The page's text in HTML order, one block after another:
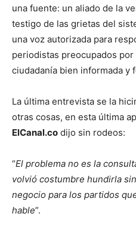
una fuente: un aliado de la
testigo de las grietas del
una voz autorizada para
periodistas preocupados
ciudadanía bien informada y
La última entrevista se la
otras cosas, en esta última
ElCanal.co dijo sin rodeos:
“El problema no es la
volvió costumbre hundirla
negocio para los partidos
hable”.